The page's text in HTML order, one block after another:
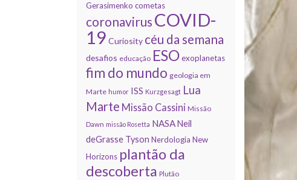
Gerasimenko cometas
coronavirus COVID-
19 Curiosity céu da semana
desafios educação ESO exoplanetas
fim do mundo geologia em
Marte humor ISS Kurzgesagt Lua
Marte Missão Cassini Missão
Dawn missão Rosetta NASA Neil
deGrasse Tyson Nerdologia New
Horizons plantão da
descoberta Plutão